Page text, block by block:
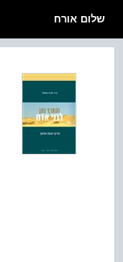
שלום אורח